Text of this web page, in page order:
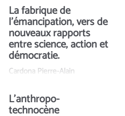
La fabrique de
l’émancipation, vers de
nouveaux rapports
entre science, action et
démocratie.
Cardona Pierre-Alain
L’anthropo-
technocène